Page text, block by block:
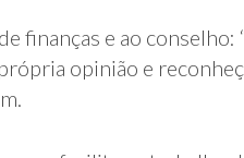
finanças e ao conselho:
opinião e